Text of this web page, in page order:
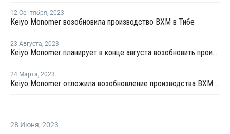
12 Сентября, 2023
Keiyo Monomer возобновила производство ВХМ в Тибе
23 Августа, 2023
Keiyo Monomer планирует в конце августа возобновить производство ВХМ в Тибе
24 Марта, 2023
Keiyo Monomer отложила возобновление производства ВХМ в Тибе
28 Июня, 2023